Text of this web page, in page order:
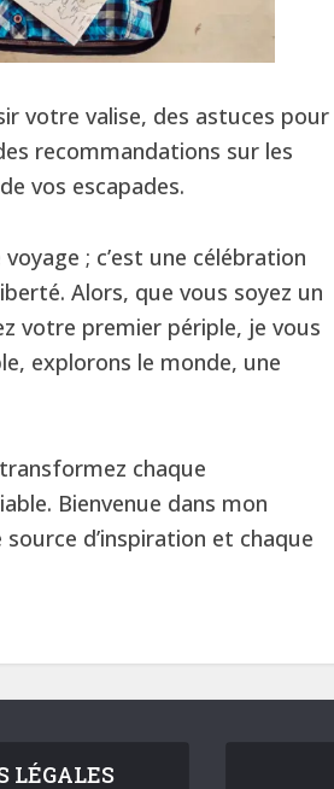
votre valise, des astuces pour
recommandations sur les
vos escapades.
; c’est une célébration
Alors, que vous soyez un
votre premier périple, je vous
explorons le monde, une
chaque
Bienvenue dans mon
d’inspiration et chaque
LÉGALES